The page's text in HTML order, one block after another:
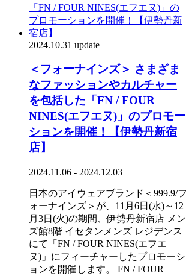
2024.10.31 update
＜フォーナインズ＞ さまざま
なファッションやカルチャー
を包括した「FN / FOUR
NINES(エフエヌ)」のプロモー
ションを開催！【伊勢丹新宿
店】
2024.11.06 - 2024.12.03
日本のアイウェアブランド＜999.9/フ
ォーナインズ＞が、11月6日(水)～12
月3日(火)の期間、伊勢丹新宿店 メン
ズ館8階 イセタンメンズ レジデンス
にて「FN / FOUR NINES(エフエ
ヌ)」にフィーチャーしたプロモーシ
ョンを開催します。 FN / FOUR